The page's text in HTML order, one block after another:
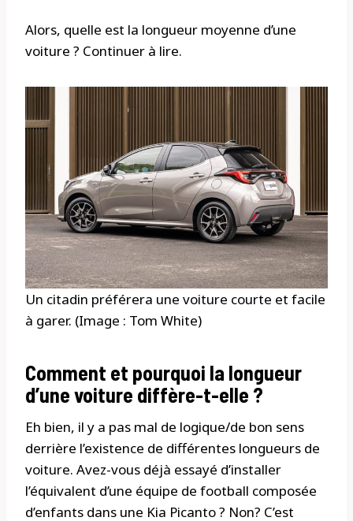
Alors, quelle est la longueur moyenne d’une
voiture ? Continuer à lire.
Un citadin préférera une voiture courte et facile
à garer. (Image : Tom White)
Comment et pourquoi la longueur
d’une voiture diffère-t-elle ?
Eh bien, il y a pas mal de logique/de bon sens
derrière l’existence de différentes longueurs de
voiture. Avez-vous déjà essayé d’installer
l’équivalent d’une équipe de football composée
d’enfants dans une Kia Picanto ? Non? C’est